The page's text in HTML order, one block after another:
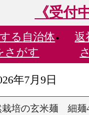
《受付
る 自治体
さがす
返
年7月9日
栽培の玄米麺 細麺